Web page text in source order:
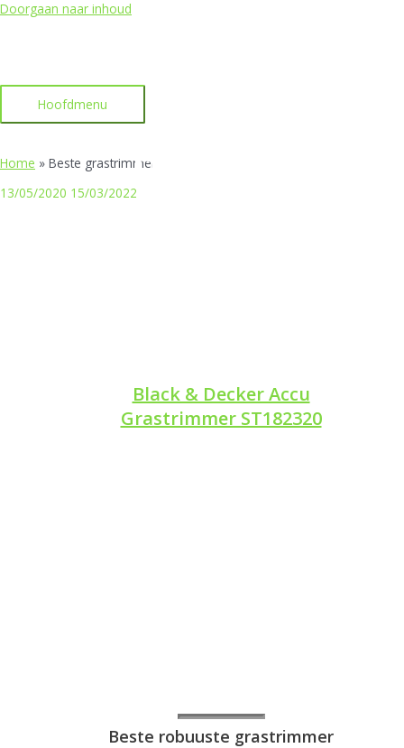
Doorgaan naar inhoud
Hoofdmenu
Home » Beste grastrimmer
13/05/2020 15/03/2022Beste
Black & Decker Accu
Grastrimmer ST182320
Beste robuuste grastrimmer